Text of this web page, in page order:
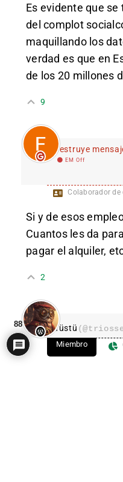
Es evidente que
del complot
maquillando los
verdad es que en
de los 20 millones
9
destruye
EM Off
Colaborador de
Si y de esos
Cuantos les da
pagar el alquiler,
2
Tüstü
Miembro
88